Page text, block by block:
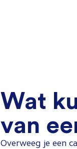
Wat
van
Overweeg je een